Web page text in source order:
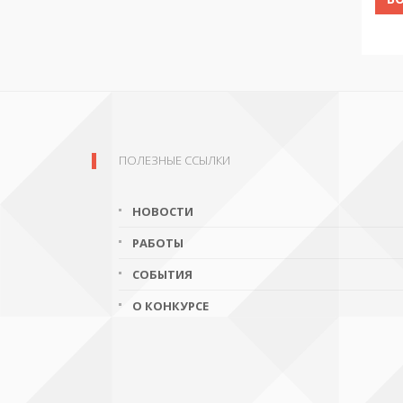
ПОЛЕЗНЫЕ ССЫЛКИ
НОВОСТИ
РАБОТЫ
СОБЫТИЯ
О КОНКУРСЕ